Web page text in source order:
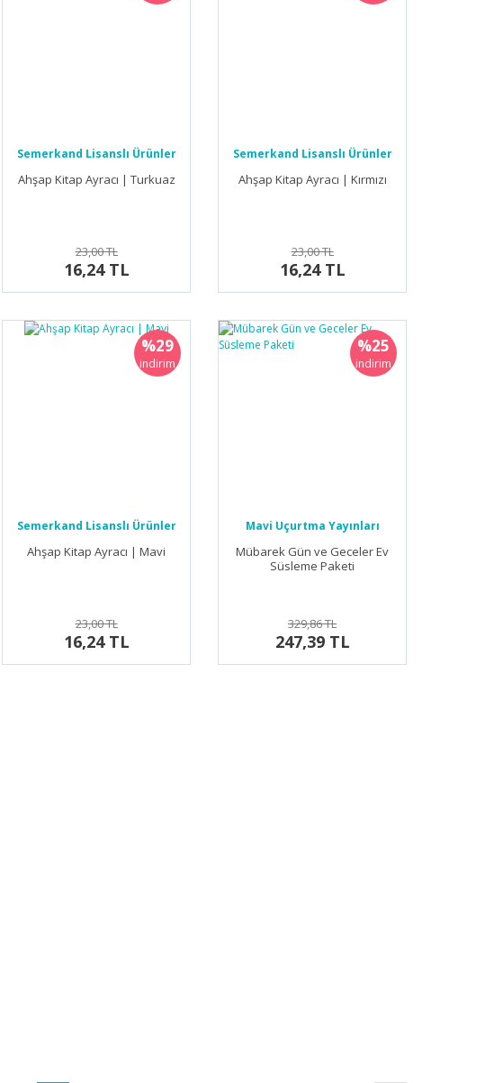
Semerkand Lisanslı Ürünler
Ahşap Kitap Ayracı | Turkuaz
23,00 TL
16,24 TL
Semerkand Lisanslı Ürünler
Ahşap Kitap Ayracı | Kırmızı
23,00 TL
16,24 TL
%29
indirim
Semerkand Lisanslı Ürünler
Ahşap Kitap Ayracı | Mavi
23,00 TL
16,24 TL
%25
indirim
Mavi Uçurtma Yayınları
Mübarek Gün ve Geceler Ev
Süsleme Paketi
329,86 TL
247,39 TL